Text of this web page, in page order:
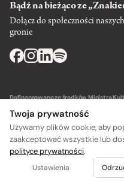
Bądź na bieżąco ze
Dołącz do społeczności
gronie
Dofinansowano ze środków Ministra
Wydawca: SIW Znak w Krakowie
Twoja prywatność
Używamy plików cookie, aby
zaakceptować wszystkie lub
polityce prywatności.
Ustawienia